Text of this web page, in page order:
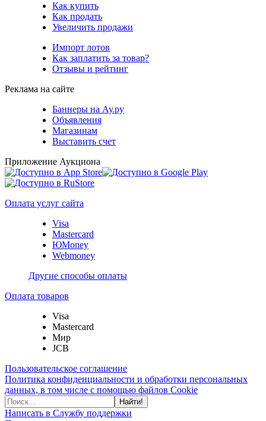
Как купить
Как продать
Увеличить продажи
Импорт лотов
Как заплатить за товар?
Отзывы и рейтинг
Реклама на сайте
Баннеры на Ау.ру
Объявления
Магазинам
Выставить счет
Приложение Аукциона
Оплата услуг сайта
Visa
Mastercard
ЮMoney
Webmoney
Другие способы оплаты
Оплата товаров
Visa
Mastercard
Мир
JCB
Пользовательское соглашение
Политика конфиденциальности и обработки персональных
данных, в том числе с помощью файлов Cookie
Найти!
Написать в Службу поддержки